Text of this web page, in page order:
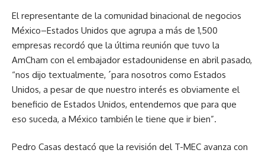
El representante de la comunidad binacional de negocios
México–Estados Unidos que agrupa a más de 1,500
empresas recordó que la última reunión que tuvo la
AmCham con el embajador estadounidense en abril pasado,
“nos dijo textualmente, ´para nosotros como Estados
Unidos, a pesar de que nuestro interés es obviamente el
beneficio de Estados Unidos, entendemos que para que
eso suceda, a México también le tiene que ir bien”.
Pedro Casas destacó que la revisión del T-MEC avanza con